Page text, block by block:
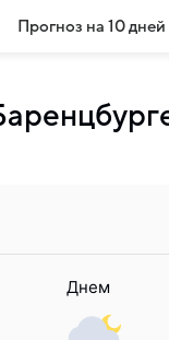
Прогноз на 10 дней
Днем